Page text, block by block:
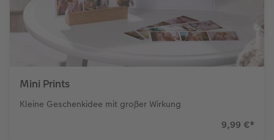
Mini Prints
Kleine Geschenkidee mit großer Wirkung
9,99 €*